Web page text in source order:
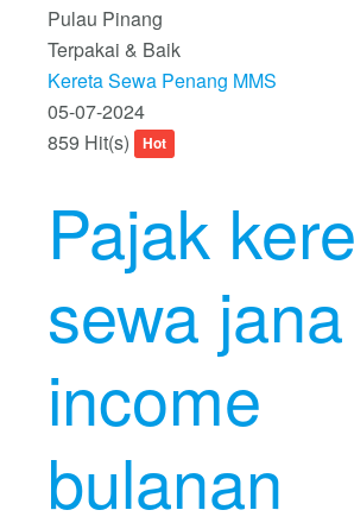
Pulau Pinang
Terpakai & Baik
Kereta Sewa Penang MMS
05-07-2024
859 Hit(s)
Hot
Pajak
sewa jana
income
bulanan